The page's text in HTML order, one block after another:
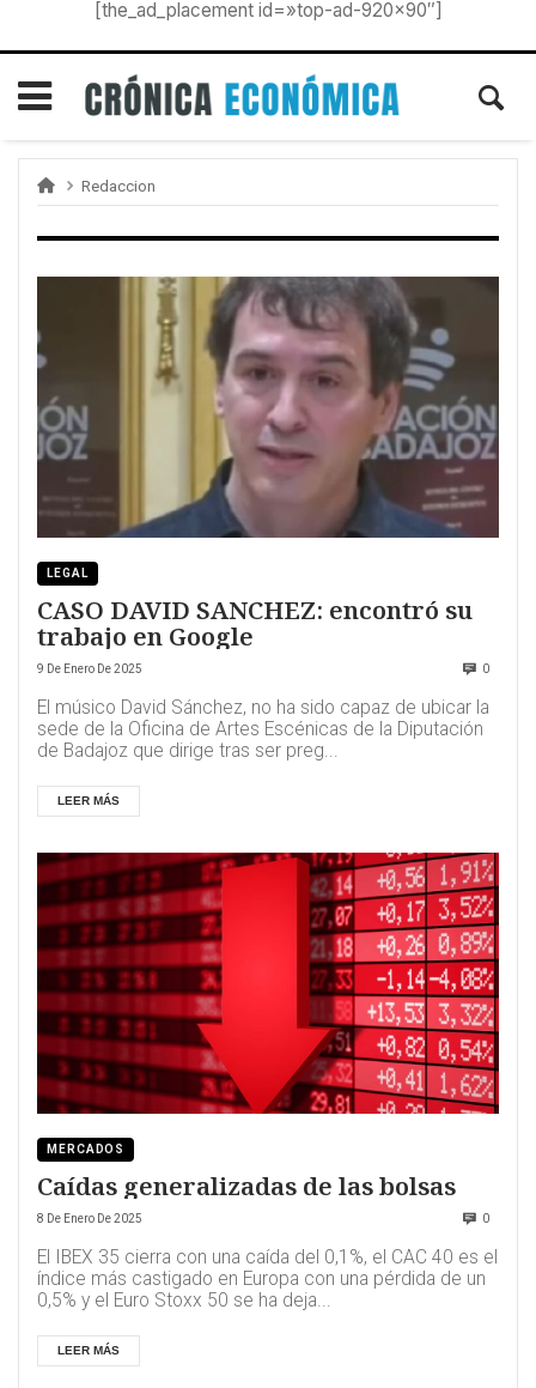
[the_ad_placement id=»top-ad-920×90″]
Redaccion
LEGAL
CASO DAVID SANCHEZ: encontró su
trabajo en Google
9 De Enero De 2025 0
El músico David Sánchez, no ha sido capaz de ubicar la
sede de la Oficina de Artes Escénicas de la Diputación
de Badajoz que dirige tras ser preg...
LEER MÁS
MERCADOS
Caídas generalizadas de las bolsas
8 De Enero De 2025 0
El IBEX 35 cierra con una caída del 0,1%, el CAC 40 es el
índice más castigado en Europa con una pérdida de un
0,5% y el Euro Stoxx 50 se ha deja...
LEER MÁS